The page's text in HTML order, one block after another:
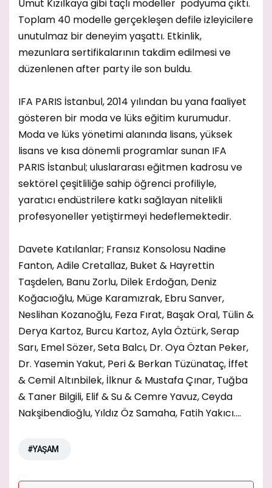
Umut Kızılkaya gibi taçlı modeller podyuma çıktı.
Toplam 40 modelle gerçekleşen defile izleyicilere
unutulmaz bir deneyim yaşattı. Etkinlik,
mezunlara sertifikalarının takdim edilmesi ve
düzenlenen after party ile son buldu.
IFA PARIS İstanbul, 2014 yılından bu yana faaliyet
gösteren bir moda ve lüks eğitim kurumudur.
Moda ve lüks yönetimi alanında lisans, yüksek
lisans ve kısa dönemli programlar sunan IFA
PARIS İstanbul; uluslararası eğitmen kadrosu ve
sektörel çeşitliliğe sahip öğrenci profiliyle,
yaratıcı endüstrilere katkı sağlayan nitelikli
profesyoneller yetiştirmeyi hedeflemektedir.
Davete Katılanlar; Fransız Konsolosu Nadine
Fanton, Adile Cretallaz, Buket & Hayrettin
Taşdelen, Banu Zorlu, Dilek Erdoğan, Deniz
Koğacıoğlu, Müge Karamızrak, Ebru Sanver,
Neslihan Kozanoğlu, Feza Fırat, Başak Oral, Tülin &
Derya Kartoz, Burcu Kartoz, Ayla Öztürk, Serap
Sarı, Emel Sözer, Seta Balcı, Dr. Oya Öztan Peker,
Dr. Yasemin Yakut, Peri & Berkan Tüzünataç, İffet
& Cemil Altınbilek, İlknur & Mustafa Çınar, Tuğba
& Taner Bilgili, Elif & Su & Cemre Yavuz, Ceyda
Nakşibendioğlu, Yıldız Öz Samaha, Fatih Yakıcı….
#YAŞAM